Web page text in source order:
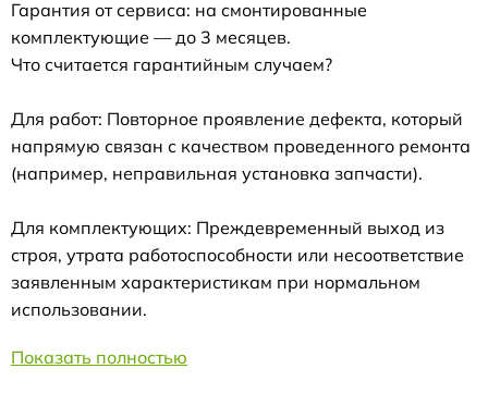
Гарантия от сервиса: на смонтированные
комплектующие — до 3 месяцев.
Что считается гарантийным случаем?
Для работ: Повторное проявление дефекта, который
напрямую связан с качеством проведенного ремонта
(например, неправильная установка запчасти).
Для комплектующих: Преждевременный выход из
строя, утрата работоспособности или несоответствие
заявленным характеристикам при нормальном
использовании.
Показать полностью